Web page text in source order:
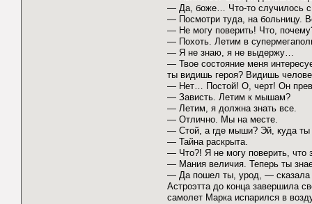
— Да, боже… Что-то случилось
— Посмотри туда, на больницу.
— Не могу поверить! Что,
— Похоть. Летим в
— Я не знаю, я не выдержу…
— Твое состояние меня
ты видишь героя? Видишь
— Нет… Постой! О, черт! Он
— Зависть. Летим к мышам?
— Летим, я должна знать все.
— Отлично. Мы на месте.
— Стой, а где мыши? Эй, куда ты
— Тайна раскрыта.
— Что?! Я не могу поверить, что
— Мания величия. Теперь ты
— Да пошел ты, урод, — сказала
Астроэтта до конца завершила
самолет Марка испарился в